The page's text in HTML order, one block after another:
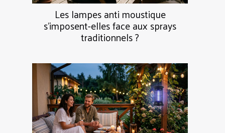
Les lampes anti moustique
s’imposent-elles face aux sprays
traditionnels ?